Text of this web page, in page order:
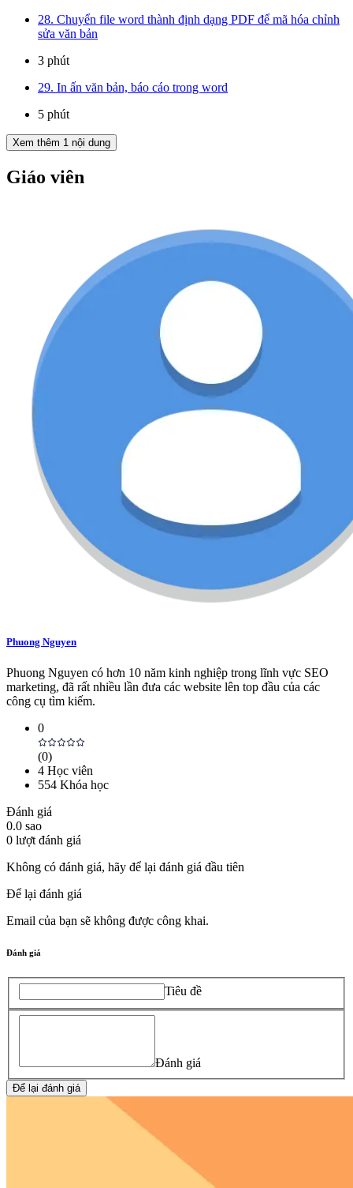
28. Chuyển file word thành định dạng PDF để mã hóa chỉnh
sửa văn bản
3 phút
29. In ấn văn bản, báo cáo trong word
5 phút
Xem thêm 1 nội dung
Giáo viên
Phuong Nguyen
Phuong Nguyen có hơn 10 năm kinh nghiệp trong lĩnh vực SEO
marketing, đã rất nhiều lần đưa các website lên top đầu của các
công cụ tìm kiếm.
0
(0)
4 Học viên
554 Khóa học
Đánh giá
0.0 sao
0 lượt đánh giá
Không có đánh giá, hãy để lại đánh giá đầu tiên
Để lại đánh giá
Email của bạn sẽ không được công khai.
Đánh giá
Tiêu đề
Đánh giá
Để lại đánh giá